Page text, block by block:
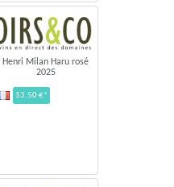
Henri Milan Haru rosé
2025
13.50 €*